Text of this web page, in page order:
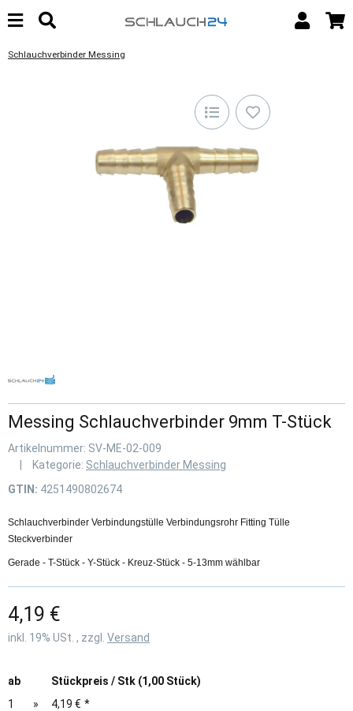
Schlauchverbinder Messing
Messing Schlauchverbinder 9mm T-Stück
Artikelnummer: SV-ME-02-009
Kategorie: Schlauchverbinder Messing
GTIN: 4251490802674
Schlauchverbinder Verbindungstülle Verbindungsrohr Fitting Tülle
Steckverbinder
Gerade - T-Stück - Y-Stück - Kreuz-Stück - 5-13mm wählbar
4,19 €
inkl. 19% USt. , zzgl. Versand
ab
Stückpreis / Stk (1,00 Stück)
1
» 4,19 € *